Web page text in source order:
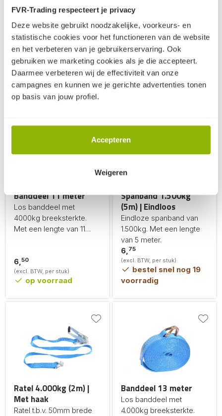
FVR-Trading respecteert je privacy
Deze website gebruikt noodzakelijke, voorkeurs- en
statistische cookies voor het functioneren van de website
en het verbeteren van je gebruikerservaring. Ook
gebruiken we marketing cookies als je die accepteert.
Daarmee verbeteren wij de effectiviteit van onze
campagnes en kunnen we je gerichte advertenties tonen
op basis van jouw profiel.
Accepteren
Weigeren
Spanband 2.000kg
(4m) | Euroclips
4 meter met een
breeksterkte van
2.000kg. Met een
euroclip.
6,
op voorraad
Spanband 3.000kg
(6m)
Spanband van 6 meter
met een breeksterkte van
3.000kg.
6,
op voorraad
Banddeel 11 meter
Los banddeel met
4000kg breeksterkte.
Met een lengte van 11
6,50
(excl. BTW, per stuk)
op voorraad
Spanband 1.500kg
(5m) | Eindloos
Eindloze spanband van
1.500kg. Met een lengte
van 5 meter.
6,75
(excl. BTW, per stuk)
bestel snel nog 19
voorradig
Ratel 4.000kg (2m) |
Met haak
Ratel t.b.v. 50mm brede
Banddeel 13 meter
Los banddeel met
4.000kg breeksterkte.